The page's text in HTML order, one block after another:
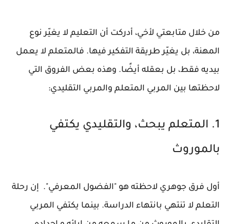
من خلال متابعتي لأخي، أدركت أن التعليم لا يغيّر نوع
المهنة، بل يغيّر طريقة التفكير فيها. فالمتعلم لا يعمل
بيديه فقط، بل بعقله أيضًا. وهذه بعض الفروق التي
لاحظتها بين المربي المتعلم والمربي التقليدي:
1. المتعلم يبحث، والتقليدي يكتفي
بالموروث
أول فرق جوهري لاحظته هو "الفضول المعرفي". إن رحلة
التعلم لا تنتهي بانتهاء الدراسة. بينما يكتفي المربي